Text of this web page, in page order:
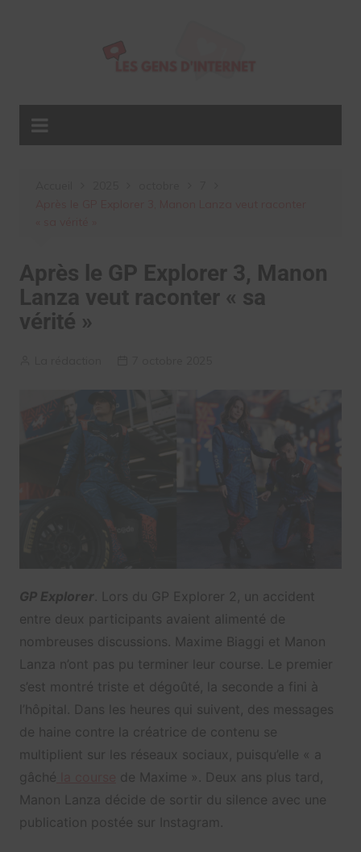
Après le GP Explorer 3, Manon
Lanza veut raconter « sa
vérité »
GP Explorer . Lors du GP Explorer 2, un accident
entre deux participants avaient alimenté de
nombreuses discussions. Maxime Biaggi et Manon
Lanza n’ont pas pu terminer leur course. Le premier
s’est montré triste et dégoûté, la seconde a fini à
l’hôpital. Dans les heures qui suivent, des messages
de haine contre la créatrice de contenu se
multiplient sur les réseaux sociaux, puisqu’elle « a
gâché
de Maxime ». Deux ans plus tard,
Manon Lanza décide de sortir du silence avec une
publication postée sur Instagram.